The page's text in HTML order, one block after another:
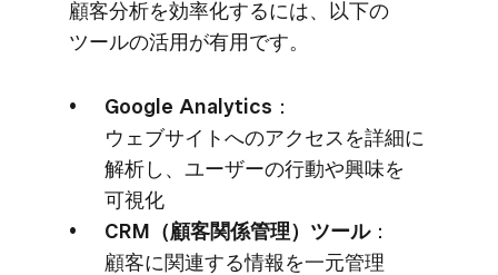
顧客分析を​効率化するには、​以下の​
ツールの​活用が​有用です。
Google Analytics ：
ウェブサイトへの​アクセスを​詳細に​
解析し、​ユーザーの​行動や​興味を​
可視化
CRM​（顧客関係管理）​ツール：
顧客に​関連する​情報を​一元管理